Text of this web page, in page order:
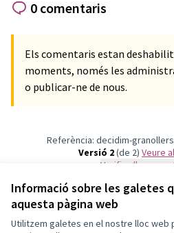
Informació sobre les galetes
aquesta pàgina web
Utilitzem galetes en el nostre lloc web
0 comentaris
Els comentaris estan
moments, només les
o publicar-ne de nous.
Referència: decidim-
Versió 2(de 2)
veure
Verifica
Termes i condicions d'ús
Configuració de les galetes
Granollers Participa a X
Granollers Participa a Facebook
Granollers Participa a
Granollers Participa a